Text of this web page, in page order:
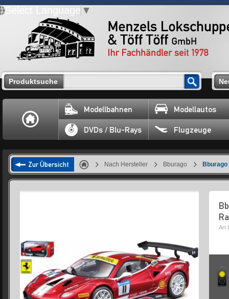
Select Language ▼
Produktsuche
Modellbahnen Modellautos
DVDs / Blu-Rays Flugzeuge
Zur Übersicht Nach Hersteller Bburago